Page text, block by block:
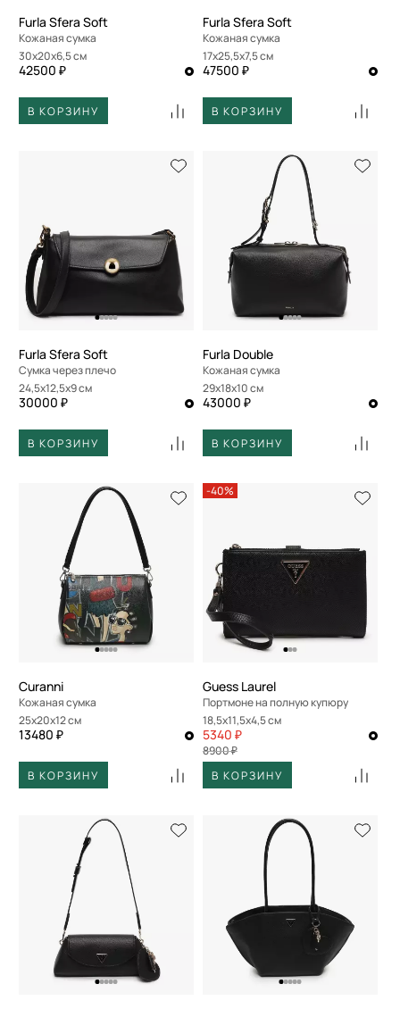
Furla Sfera Soft
Кожаная сумка
30x20x6,5 см
42500 ₽
В КОРЗИНУ
Furla Sfera Soft
Кожаная сумка
17x25,5x7,5 см
47500 ₽
В КОРЗИНУ
Furla Sfera Soft
Сумка через плечо
24,5x12,5x9 см
30000 ₽
В КОРЗИНУ
Furla Double
Кожаная сумка
29x18x10 см
43000 ₽
В КОРЗИНУ
Curanni
Кожаная сумка
25x20x12 см
13480 ₽
В КОРЗИНУ
-40%
Guess Laurel
Портмоне на полную купюру
18,5x11,5x4,5 см
5340 ₽
8900 ₽
В КОРЗИНУ